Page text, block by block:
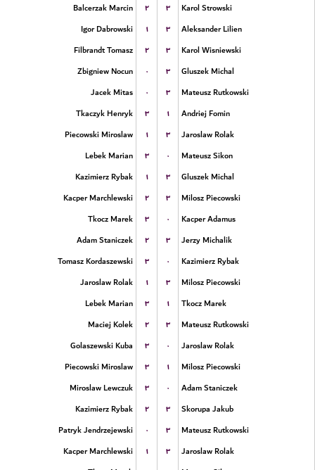
Balcerzak Marcin
۲ ۳
Karol Strowski
Igor Dabrowski
۱ ۳
Aleksander Lilien
Filbrandt Tomasz
۲ ۳
Karol Wisniewski
Zbigniew Nocun
۰ ۳
Gluszek Michal
Jacek Mitas
۰ ۳
Mateusz Rutkowski
Tkaczyk Henryk
۳ ۱
Andriej Fomin
Piecowski Miroslaw
۱ ۳
Jaroslaw Rolak
Lebek Marian
۳ ۰
Mateusz Sikon
Kazimierz Rybak
۱ ۳
Gluszek Michal
Kacper Marchlewski
۲ ۳
Milosz Piecowski
Tkocz Marek
۳ ۰
Kacper Adamus
Adam Staniczek
۲ ۳
Jerzy Michalik
Tomasz Kordaszewski
۳ ۰
Kazimierz Rybak
Jaroslaw Rolak
۱ ۳
Milosz Piecowski
Lebek Marian
۳ ۱
Tkocz Marek
Maciej Kolek
۲ ۳
Mateusz Rutkowski
Golaszewski Kuba
۳ ۰
Jaroslaw Rolak
Piecowski Miroslaw
۳ ۱
Milosz Piecowski
Miroslaw Lewczuk
۳ ۰
Adam Staniczek
Kazimierz Rybak
۲ ۳
Skorupa Jakub
Patryk Jendrzejewski
۰ ۳
Mateusz Rutkowski
Kacper Marchlewski
۱ ۳
Jaroslaw Rolak